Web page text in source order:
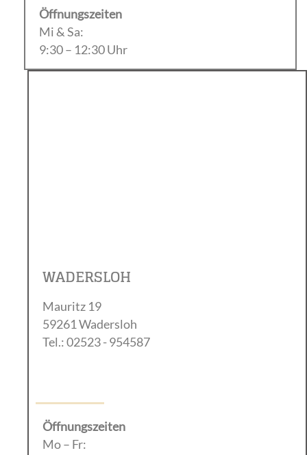
Öffnungszeiten
Mi & Sa:
9:30 – 12:30 Uhr
WADERSLOH
Mauritz 19
59261 Wadersloh
Tel.: 02523 - 954587
Öffnungszeiten
Mo – Fr: